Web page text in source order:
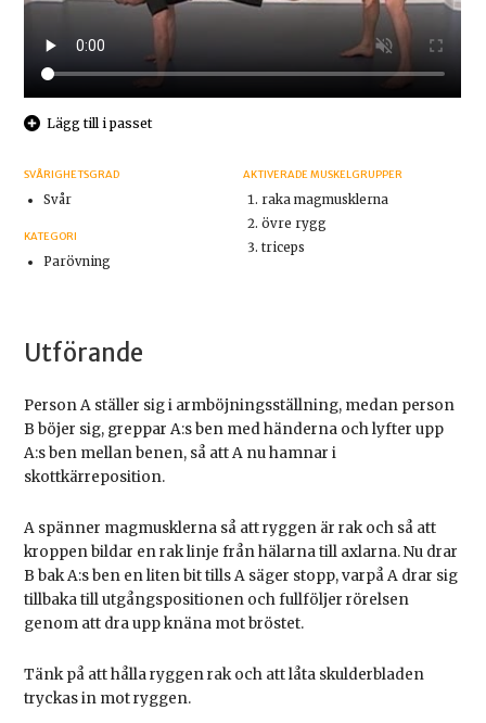
Lägg till i passet
SVÅRIGHETSGRAD
Svår
KATEGORI
Parövning
AKTIVERADE MUSKELGRUPPER
raka magmusklerna
övre rygg
triceps
Utförande
Person A ställer sig i armböjningsställning, medan person
B böjer sig, greppar A:s ben med händerna och lyfter upp
A:s ben mellan benen, så att A nu hamnar i
skottkärreposition.
A spänner magmusklerna så att ryggen är rak och så att
kroppen bildar en rak linje från hälarna till axlarna. Nu drar
B bak A:s ben en liten bit tills A säger stopp, varpå A drar sig
tillbaka till utgångspositionen och fullföljer rörelsen
genom att dra upp knäna mot bröstet.
Tänk på att hålla ryggen rak och att låta skulderbladen
tryckas in mot ryggen.